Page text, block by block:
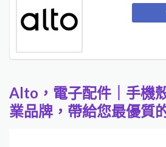
Alto，電子配件｜手機
業品牌，帶給您最優質